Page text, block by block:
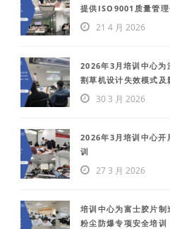
提供ISO9001质量管
21 4 月 2026
2026年3月培训中心为
割草机设计失效模式
30 3 月 2026
2026年3月培训中心开
训
27 3 月 2026
培训中心为富士胶片
粉尘防爆专项安全培训